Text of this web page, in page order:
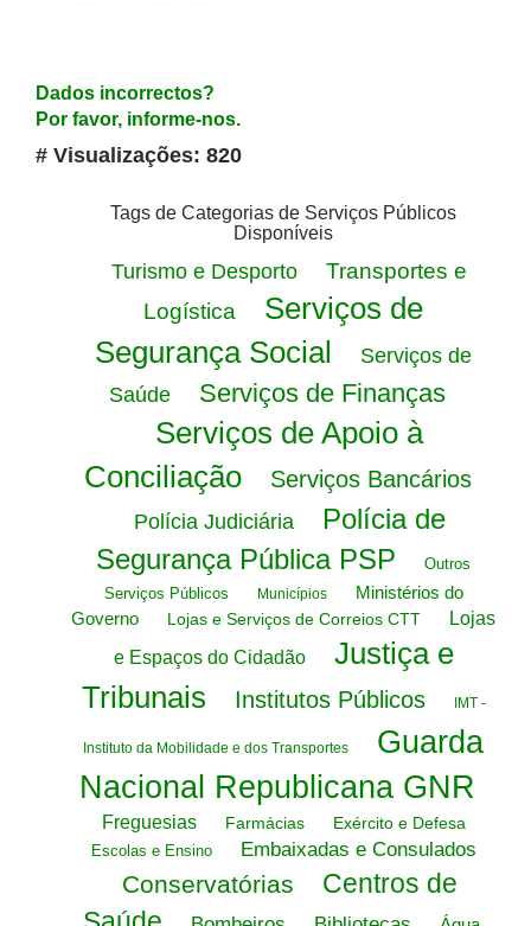
Dados incorrectos?
Por favor, informe-nos.
# Visualizações: 820
Tags de Categorias de Serviços Públicos
Disponíveis
Turismo e Desporto
Transportes e
Logística
Serviços de
Segurança Social
Serviços de
Saúde
Serviços de Finanças
Serviços de Apoio à
Conciliação
Serviços Bancários
Polícia Judiciária
Polícia de
Segurança Pública PSP
Outros
Serviços Públicos
Municípios
Ministérios do
Governo
Lojas e Serviços de Correios CTT
Lojas
e Espaços do Cidadão
Justiça e
Tribunais
Institutos Públicos IMT -
Instituto da Mobilidade e dos Transportes
Guarda
Nacional Republicana GNR
Freguesias Farmácias Exército e Defesa
Escolas e Ensino Embaixadas e Consulados
Conservatórias
Centros de